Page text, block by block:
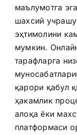
маълумотга
шахсий
эҳтимолини
мумкин.
тарафларга
қарори қабул
ҳакамлик
алоқа ёки
платформаси